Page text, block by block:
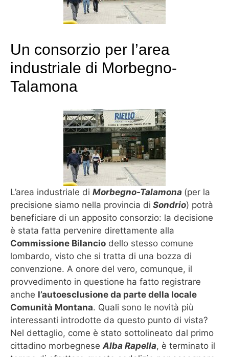
Un consorzio per l’area
industriale di Morbegno-
Talamona
L’area industriale di Morbegno-Talamona (per la
precisione siamo nella provincia di Sondrio) potrà
beneficiare di un apposito consorzio: la decisione
è stata fatta pervenire direttamente alla
Commissione Bilancio dello stesso comune
lombardo, visto che si tratta di una bozza di
convenzione. A onore del vero, comunque, il
provvedimento in questione ha fatto registrare
anche l’autoesclusione da parte della locale
Comunità Montana. Quali sono le novità più
interessanti introdotte da questo punto di vista?
Nel dettaglio, come è stato sottolineato dal primo
cittadino morbegnese Alba Rapella, è terminato il